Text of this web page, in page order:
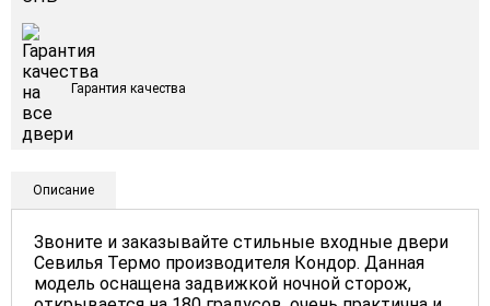
Гарантия качества
Описание
Звоните и заказывайте стильные входные двери
Севилья Термо производителя Кондор. Данная
модель оснащена задвижкой ночной сторож,